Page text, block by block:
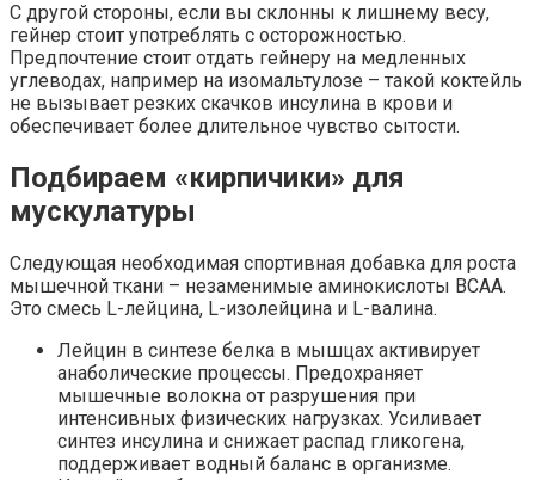
С другой стороны, если вы склонны к лишнему весу,
гейнер стоит употреблять с осторожностью.
Предпочтение стоит отдать гейнеру на медленных
углеводах, например на изомальтулозе – такой коктейль
не вызывает резких скачков инсулина в крови и
обеспечивает более длительное чувство сытости.
Подбираем «кирпичики» для
мускулатуры
Следующая необходимая спортивная добавка для роста
мышечной ткани – незаменимые аминокислоты BCAA.
Это смесь L-лейцина, L-изолейцина и L-валина.
Лейцин в синтезе белка в мышцах активирует
анаболические процессы. Предохраняет
мышечные волокна от разрушения при
интенсивных физических нагрузках. Усиливает
синтез инсулина и снижает распад гликогена,
поддерживает водный баланс в организме.